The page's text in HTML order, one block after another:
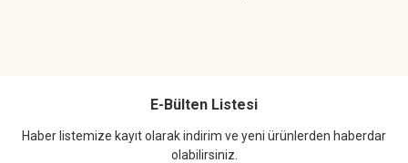
E-Bülten Listesi
Haber listemize kayıt olarak indirim ve yeni ürünlerden haberdar
olabilirsiniz.